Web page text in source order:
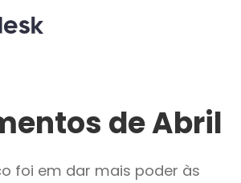
de Abril
foi em dar mais poder às